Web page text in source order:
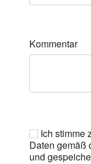
Kommentar
Ich stimme
Daten gemäß
und